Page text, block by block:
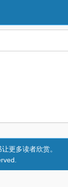
更多读者欣赏。